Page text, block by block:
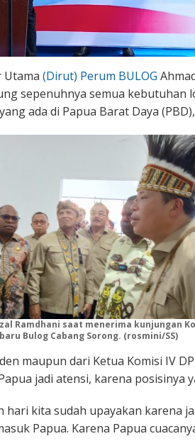
Utama (Dirut) Perum BULOG
sepenuhnya semua kebutuhan
ada di Papua Barat Daya (PBD),
Ramdhani saat menerima kunjungan
Bulog Cabang Sorong. (rosmini/SS)
maupun dari Ketua Komisi IV
jadi atensi, karena posisinya
hari kita sudah upayakan karena
Papua. Karena Papua